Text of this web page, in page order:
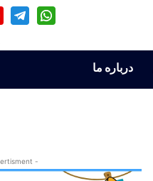
درباره ما
- Advertisment -